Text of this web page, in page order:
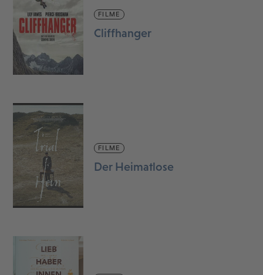
FILME
Cliffhanger
FILME
Der Heimatlose